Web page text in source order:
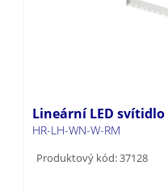
Lineární LED svítidlo
HR-LH-WN-W-RM
Produktový kód: 37128